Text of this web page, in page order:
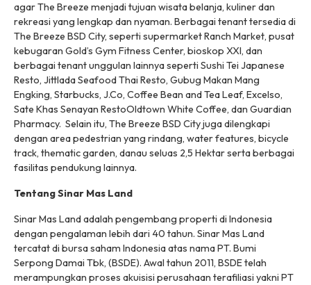
agar The Breeze menjadi tujuan wisata belanja, kuliner dan
rekreasi yang lengkap dan nyaman. Berbagai tenanttersedia di
The Breeze BSD City, seperti supermarket Ranch Market, pusat
kebugaran Gold’s Gym Fitness Center, bioskop XXI, dan
berbagai tenant unggulan lainnya seperti Sushi Tei Japanese
Resto, Jittlada Seafood Thai Resto, Gubug Makan Mang
Engking, Starbucks, J.Co, Coffee Bean and Tea Leaf, Excelso,
Sate Khas Senayan RestoOldtown White Coffee, dan Guardian
Pharmacy. Selain itu, The Breeze BSD City juga dilengkapi
dengan areapedestrian yang rindang, water features, bicycle
track, thematic garden, danau seluas 2,5 Hektar serta berbagai
fasilitas pendukung lainnya.
Tentang Sinar Mas Land
Sinar Mas Land adalah pengembang properti di Indonesia
dengan pengalaman lebih dari 40 tahun. Sinar Mas Land
tercatat di bursa saham Indonesia atas nama PT. Bumi
Serpong Damai Tbk, (BSDE). Awal tahun 2011, BSDE telah
merampungkan proses akuisisi perusahaan terafiliasi yakni PT